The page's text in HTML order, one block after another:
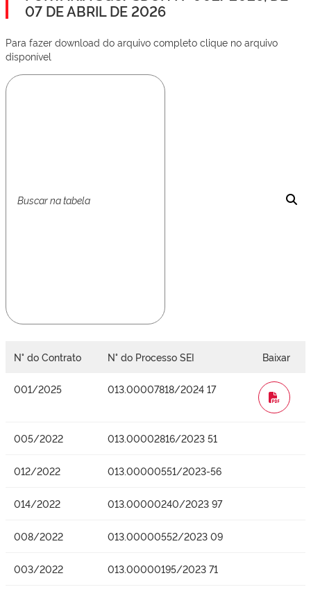
07 DE ABRIL DE 2026
Para fazer download do arquivo completo clique no arquivo
disponível
N° do Contrato N° do Processo SEI Baixar
001/2025 013.00007818/2024 17
WORD
005/2022 013.00002816/2023 51
012/2022 013.00000551/2023-56
014/2022 013.00000240/2023 97
008/2022 013.00000552/2023 09
003/2022 013.00000195/2023 71